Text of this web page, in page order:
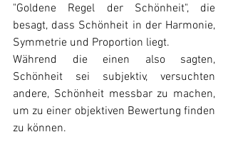
"Goldene Regel der Schönheit", die
besagt, dass Schönheit in der Harmonie,
Symmetrie und Proportion liegt.
Während die einen also sagten,
Schönheit sei subjektiv, versuchten
andere, Schönheit messbar zu machen,
um zu einer objektiven Bewertung finden
zu können.